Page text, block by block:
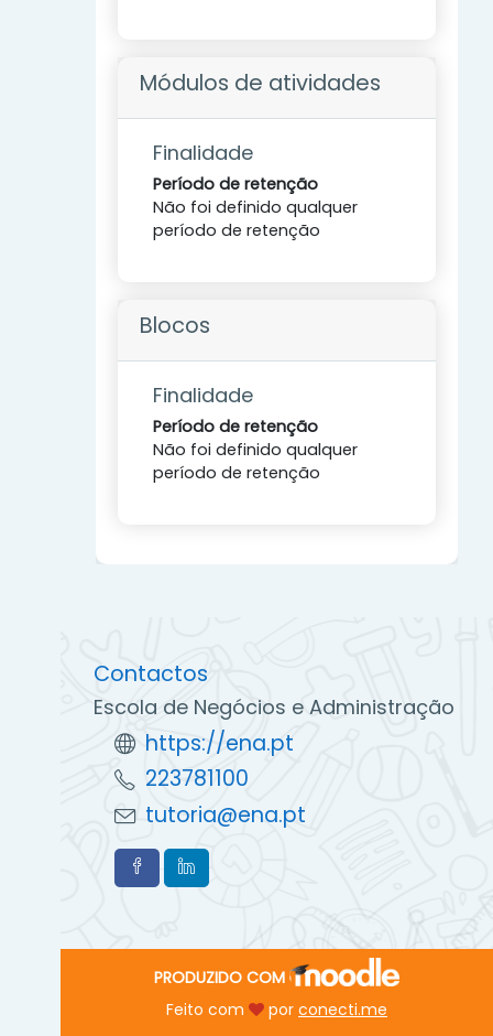
Módulos de atividades
Finalidade
Período de retenção
Não foi definido qualquer
período de retenção
Blocos
Finalidade
Período de retenção
Não foi definido qualquer
período de retenção
Contactos
Escola de Negócios e Administração
https://ena.pt
223781100
tutoria@ena.pt
PRODUZIDO COM
Feito com
por conecti.me